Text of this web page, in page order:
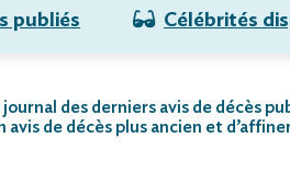
publiés Célébrités
des derniers avis de décès
de décès plus ancien et